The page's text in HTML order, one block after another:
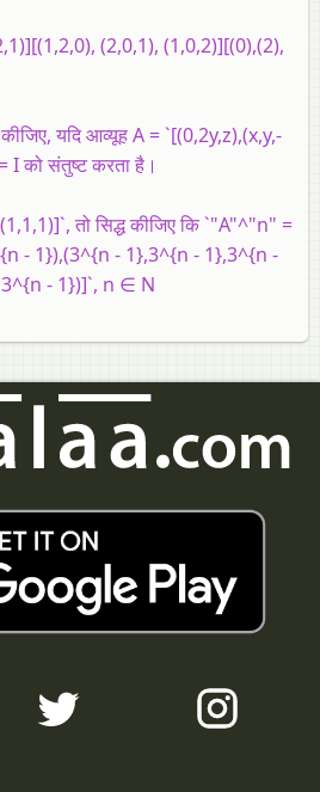
(2,0,1), (1,0,2)][(0),(2),
कीजिए, यदि आव्यूह A = `[(0,2y,z),(x,y,-
I को संतुष्ट करता है।
तो सिद्ध कीजिए कि `"A"^"n" =
- 1}),(3^{n - 1},3^{n - 1},3^{n -
- 1})]`, n ∈ N